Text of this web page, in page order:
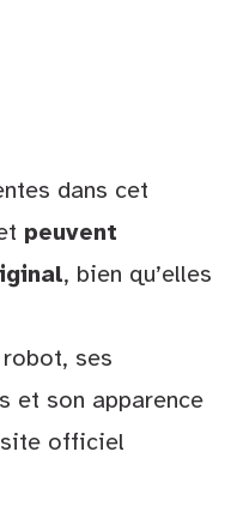
dans cet
peuvent
, bien qu’elles
ses
et son apparence
site officiel